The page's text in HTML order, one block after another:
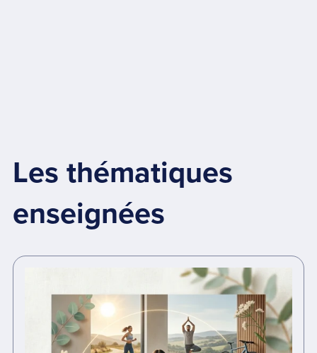
Les thématiques
enseignées